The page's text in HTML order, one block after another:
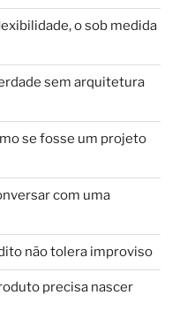
o sob medida
sem arquitetura
se fosse um projeto
com uma
não tolera improviso
precisa nascer